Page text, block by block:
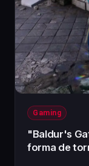
Gaming
"Baldur's
forma de